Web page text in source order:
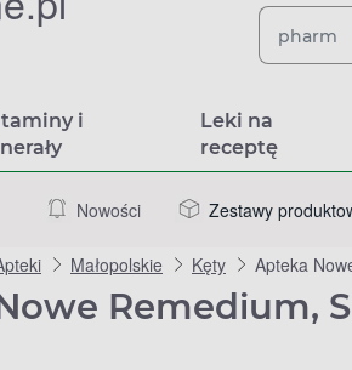
i
Leki na
receptę
Nowości Zestawy
Małopolskie Kęty Apteka
Remedium,